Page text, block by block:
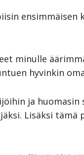
ensimmäisen
minulle
hyvinkin
ja huomasin
Lisäksi tämä